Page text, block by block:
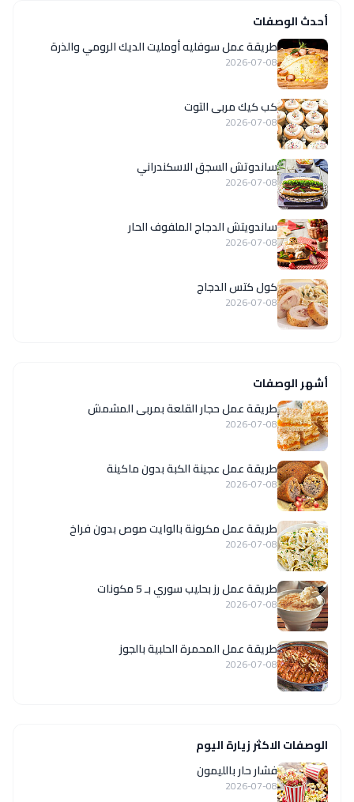
أحدث الوصفات
طريقة عمل سوفليه أومليت الديك الرومي والذرة
2026-07-08
كب كيك مربى التوت
2026-07-08
ساندوتش السجق الاسكندراني
2026-07-08
ساندويتش الدجاج الملفوف الحار
2026-07-08
كول كتس الدجاج
2026-07-08
أشهر الوصفات
طريقة عمل حجار القلعة بمربى المشمش
2026-07-08
طريقة عمل عجينة الكبة بدون ماكينة
2026-07-08
طريقة عمل مكرونة بالوايت صوص بدون فراخ
2026-07-08
طريقة عمل رز بحليب سوري بـ 5 مكونات
2026-07-08
طريقة عمل المحمرة الحلبية بالجوز
2026-07-08
الوصفات الاكثر زيارة اليوم
فشار حار بالليمون
2026-07-08